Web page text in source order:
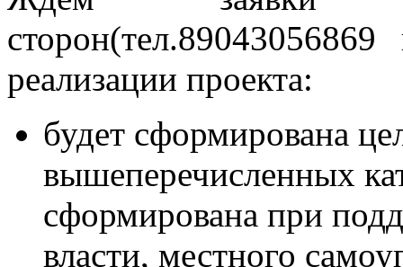
реализации проекта:
будет сформирована
вышеперечисленных
сформирована при
власти, местного